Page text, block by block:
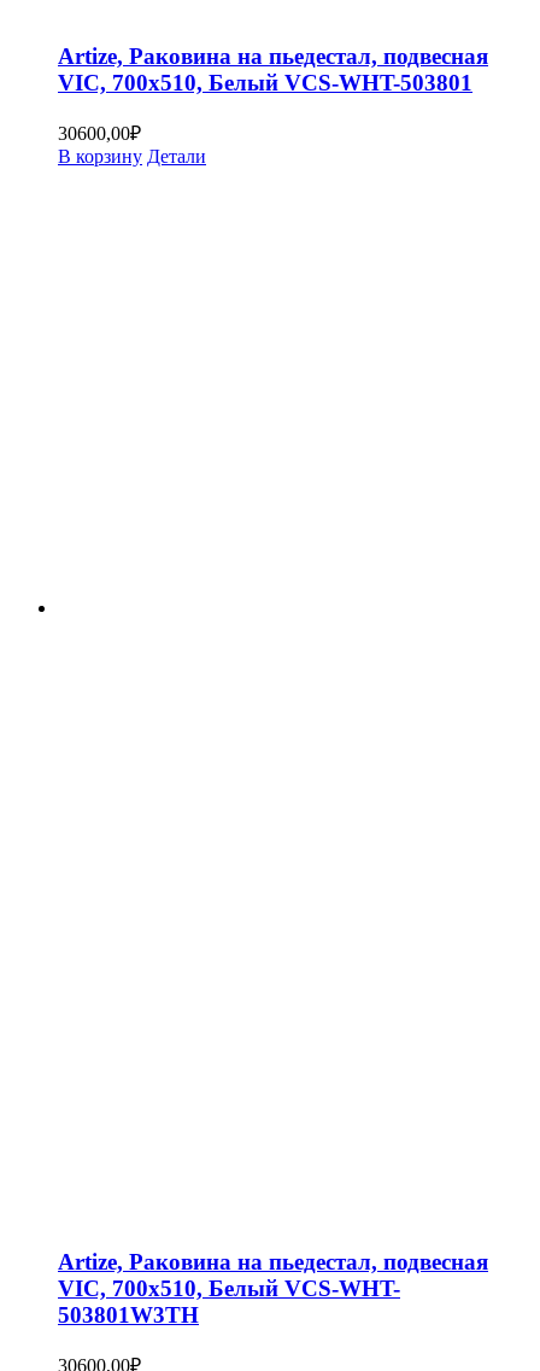
Artize, Раковина на пьедестал, подвесная
VIC, 700х510, Белый VCS-WHT-503801
30600,00₽
В корзину Детали
Artize, Раковина на пьедестал, подвесная
VIC, 700х510, Белый VCS-WHT-
503801W3TH
30600,00₽